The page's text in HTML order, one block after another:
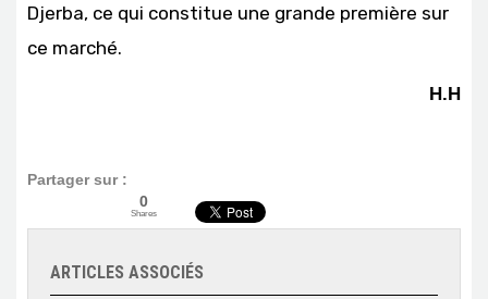
Djerba, ce qui constitue une grande première sur
ce marché.
H.H
Partager sur :
0
Shares
ARTICLES ASSOCIÉS